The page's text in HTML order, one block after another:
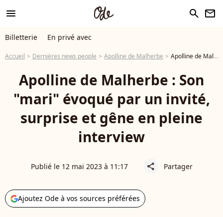
menu search newsletter
Billetterie En privé avec
Accueil Dernières news people Apolline de Malherbe Apolline de Malherbe : Son "mari" évoqué par un invité, surprise et gêne en pleine interview
Apolline de Malherbe : Son
"mari" évoqué par un invité,
surprise et gêne en pleine
interview
Publié le 12 mai 2023 à 11:17 share Partager
Ajoutez Ode à vos sources préférées